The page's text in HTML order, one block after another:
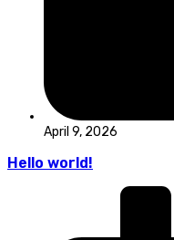
April 9, 2026
Hello world!